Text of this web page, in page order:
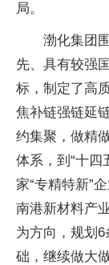
局。
渤化集团
先、具有较强
标，制定了高
焦补链强链延
约集聚，做精
体系，到“十四
家“专精特新”
南港新材料产
为方向，规划
础，继续做大